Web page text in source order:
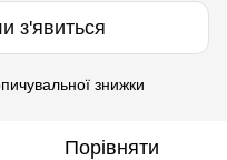
з'явиться
знижки
Порівняти